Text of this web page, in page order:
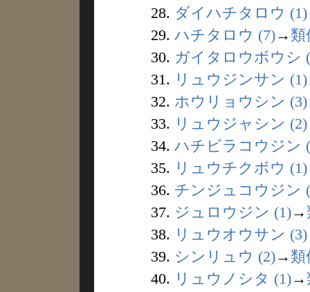
28. ダイハチタロウ (1)
29. ハチタロウ (7)→ 類
30. ガイタロウボウシ
31. リュウジンサン (1)
32. ホウリョウシン (3)
33. リュウジャシン (2)
34. ハチビラコウジン
35. リュウチクボウ (1)
36. チンジュコウジン
37. ジュロウジン (1)→
38. リュウオウサン (3)
39. シンリュウ (2)→ 類
40. リュウノシタ (1)→